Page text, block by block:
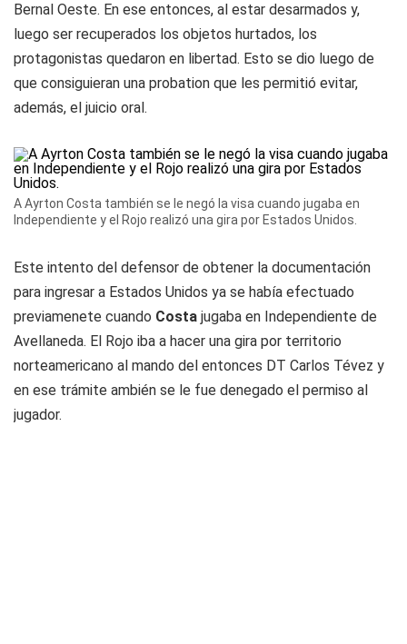
Bernal Oeste. En ese entonces, al estar desarmados y,
luego ser recuperados los objetos hurtados, los
protagonistas quedaron en libertad. Esto se dio luego de
que consiguieran una probation que les permitió evitar,
además, el juicio oral.
A Ayrton Costa también se le negó la visa cuando jugaba en
Independiente y el Rojo realizó una gira por Estados Unidos.
Este intento del defensor de obtener la documentación
para ingresar a Estados Unidos ya se había efectuado
previamenete cuando Costa jugaba en Independiente de
Avellaneda. El Rojo iba a hacer una gira por territorio
norteamericano al mando del entonces DT Carlos Tévez y
en ese trámite ambién se le fue denegado el permiso al
jugador.